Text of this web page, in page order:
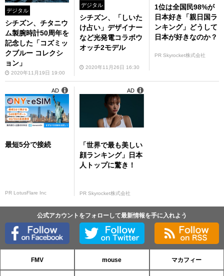
デジタル
シチズン、チタニウ
ム製腕時計50周年を
記念した「コズミッ
クブルー コレクシ
ョン」
2020年11月19日 19:00
デジタル
シチズン、「しいた
け占い」デザイナー
など光発電コラボウ
オッチ2モデル
2020年11月26日 16:30
1位は全国民98%が
日本好き「親日国ラ
ンキング」どうして
日本が好きなのか？
PR Skyrocket株式会社
最短5分で接続
PR LotusFlare Inc
AD
「世界で最も美しい
顔ランキング」日本
人トップに驚き！
PR Skyrocket株式会社
AD
公式アカウントをフォローして最新情報を手に入れよう
FMV mouse マカフィー